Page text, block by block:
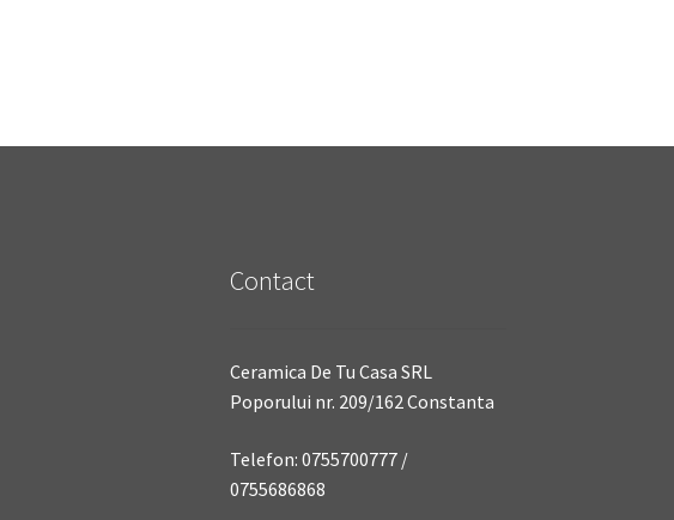
Contact
Ceramica De Tu Casa SRL
Poporului nr. 209/162 Constanta
Telefon: 0755700777 /
0755686868